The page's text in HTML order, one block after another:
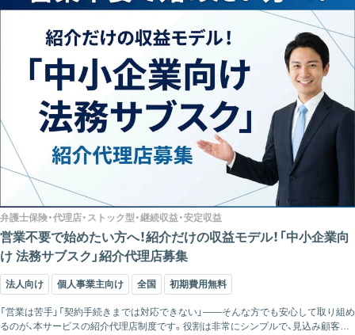
弁護士保険・代理店・ストック型・継続収益・安定収益
営業不要で始めたい方へ！紹介だけの収益モデル！「中小企業向
け 法務サブスク」紹介代理店募集
法人向け 個人事業主向け 全国 初期費用無料
「営業は苦手」「契約手続きまでは対応できない」——そんな方でも安心して取り組め
るのが、本サービスの紹介代理店制度です。役割は非常にシンプルで、見込み顧客を